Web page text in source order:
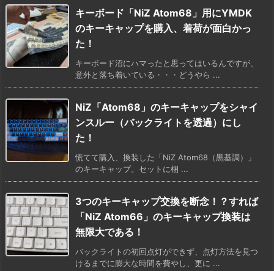
キーボード「NiZ Atom68」用にYMDK
のキーキャップを購入、着荷が面白かっ
た！
キーボード沼にハマったと思ってはいるんですが、
意外と落ち着いている・・・どうやら ...
NiZ「Atom68」のキーキャップをシャイ
ンスルー（バックライトを透過）にし
た！
慌てて購入、換装した「NiZ Atom68（黒基調）」
のキーキャップ。セットに梱 ...
3つのキーキャップ交換を断念！？すれば
「NiZ Atom66」のキーキャップ換装は
無限大である！
バックライトの初回点灯ができず、点灯方法を見つ
けるまでに膨大な時間を費やし、更に ...